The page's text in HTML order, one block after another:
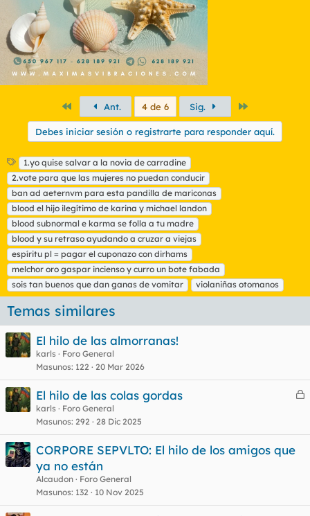
PrimeroAnt. 4 de 6 Sig.
Debes iniciar sesión o registrarte para responder aquí.
E
t
i
q
u
e
t
a
s
1.yo quise salvar a la novia de carradine
2.vote para que las mujeres no puedan conducir
ban ad aeternvm para esta pandilla de mariconas
blood el hijo ilegítimo de karina y michael landon
blood subnormal e karma se folla a tu madre
blood y su retraso ayudando a cruzar a viejas
espíritu pl = pagar el cuponazo con dirhams
melchor oro gaspar incienso y curro un bote fabada
sois tan buenos que dan ganas de vomitar
violaniñas otomanos
Temas similares
El hilo de las almorranas!
karls
Foro General
Masunos 122 20 Mar 2026
C
r
El hilo de las colas gordas
karls
Foro General
Masunos 292 28 Dic 2025
CORPORE SEPVLTO: El hilo de los amigos que
ya no están
Alcaudon
Foro General
Masunos 132 10 Nov 2025